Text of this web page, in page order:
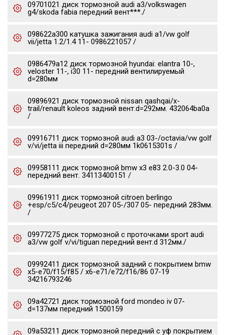
09701021 диск тормозной audi a3/volkswagen
g4/skoda fabia передний вент***./
098622a300 катушка зажигания audi a1/vw golf
vii/jetta 1.2/1.4 11- 0986221057 /
0986479a12 диск тормозной hyundai: elantra 10-,
veloster 11-, i30 11- передний вентилируемый
d=280мм
09896921 диск тормозной nissan qashqai/x-
trail/renault koleos задний вент.d=292мм. 432064ba0a
/
09916711 диск тормозной audi a3 03-/octavia/vw golf
v/vi/jetta iii передний d=280мм 1k0615301s /
09958111 диск тормозной bmw x3 e83 2.0-3.0 04-
передний вент. 34113400151 /
09961911 диск тормозной citroen berlingo
+esp/c5/c4/peugeot 207 05-/307 05- передний 283мм.
/
09977275 диск тормозной c проточками sport audi
a3/vw golf v/vi/tiguan передний вент.d 312мм./
09992411 диск тормозной задний с покрытием bmw
x5-e70/f15/f85 / x6-e71/e72/f16/86 07-19
34216793246
09a42721 диск тормозной ford mondeo iv 07-
d=137мм передний 1500159
09a53211 диск тормозной передний с уф покрытием